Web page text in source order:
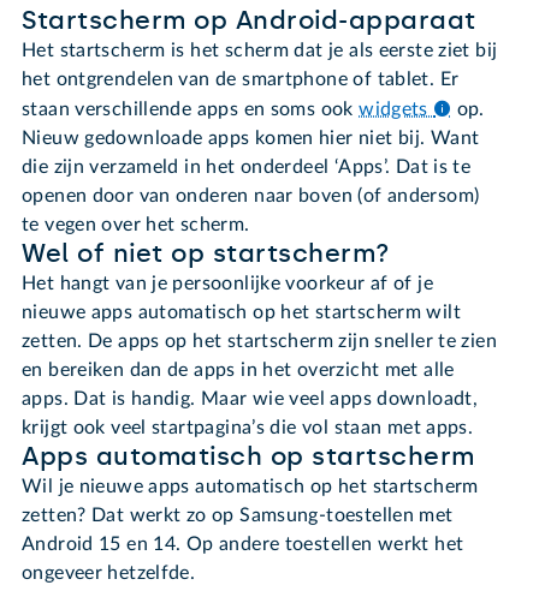
Startscherm op Android-apparaat
Het startscherm is het scherm dat je als eerste ziet bij
het ontgrendelen van de smartphone of tablet. Er
staan verschillende apps en soms ookwidgets
op.
Nieuw gedownloade apps komen hier niet bij. Want
die zijn verzameld in het onderdeel ‘Apps’. Dat is te
openen door van onderen naar boven (of andersom)
te vegen over het scherm.
Wel of niet op startscherm?
Het hangt van je persoonlijke voorkeur af of je
nieuwe apps automatisch op het startscherm wilt
zetten. De apps op het startscherm zijn sneller te zien
en bereiken dan de apps in het overzicht met alle
apps. Dat is handig. Maar wie veel apps downloadt,
krijgt ook veel startpagina’s die vol staan met apps.
Apps automatisch op startscherm
Wil je nieuwe apps automatisch op het startscherm
zetten? Dat werkt zo op Samsung-toestellen met
Android 15 en 14. Op andere toestellen werkt het
ongeveer hetzelfde.